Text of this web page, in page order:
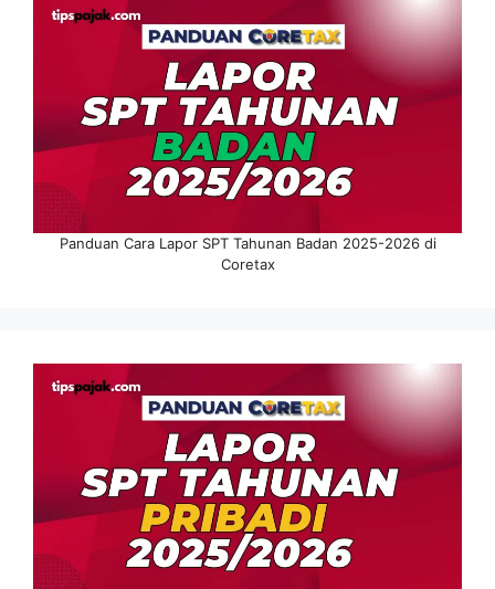
Panduan Cara Lapor SPT Tahunan Badan 2025-2026 di
Coretax